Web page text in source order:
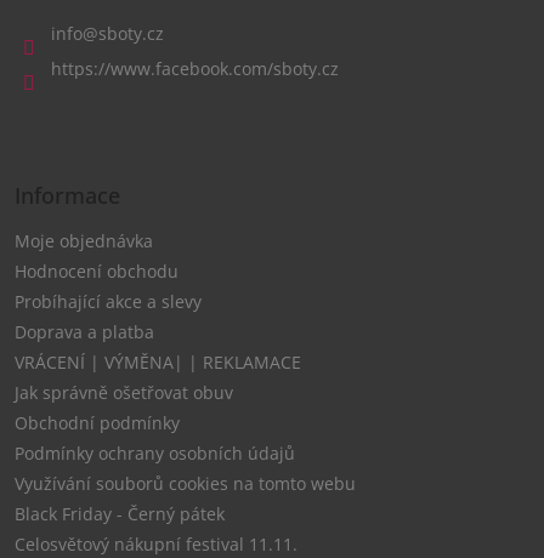
info@sboty.cz
https://www.facebook.com/sboty.cz
Informace
Moje objednávka
Hodnocení obchodu
Probíhající akce a slevy
Doprava a platba
VRÁCENÍ | VÝMĚNA| | REKLAMACE
Jak správně ošetřovat obuv
Obchodní podmínky
Podmínky ochrany osobních údajů
Využívání souborů cookies na tomto webu
Black Friday - Černý pátek
Celosvětový nákupní festival 11.11.